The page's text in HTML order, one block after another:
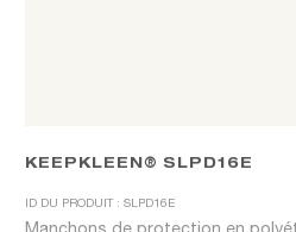
KEEPKLEEN® SLPD16E
ID DU PRODUIT : SLPD16E